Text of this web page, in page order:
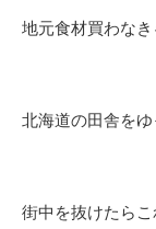
地元食材買わなき
北海道の田舎をゆ
街中を抜けたらこ